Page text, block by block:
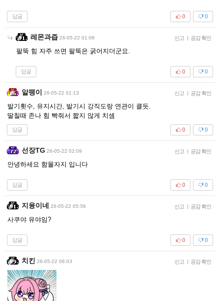
답글 0
0
레몬과즙 26-05-22 01:06 신고 | 공감 확인
팔뚝 힘 자주 쓰면 팔뚝은 굵어지더군요.
답글 0
0
알팽이 26-05-22 01:13 신고 | 공감 확인
발기횟수, 유지시간, 발기시 강직도랑 연관이 클듯.
딸칠때 존나 힘 빡줘서 짧지 않게 치셈
답글 0
0
선장TG 26-05-22 02:09 신고 | 공감 확인
안녕하세요 함몰자지 입니다
답글 0
0
지융이네 26-05-22 05:56 신고 | 공감 확인
사쿠야 유야임?
답글 0
0
치킨 26-05-22 06:03 신고 | 공감 확인